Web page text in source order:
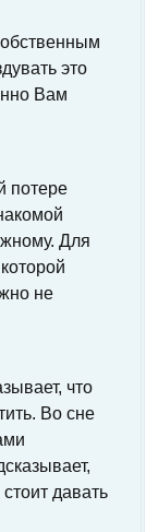
это
Вам
потере
Для
не
что
Во сне
давать